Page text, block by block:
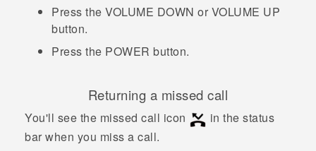
Press the VOLUME DOWN or VOLUME UP
button.
Press the POWER button.
Returning a missed call
You'll see the missed call icon
in the status
bar when you miss a call.